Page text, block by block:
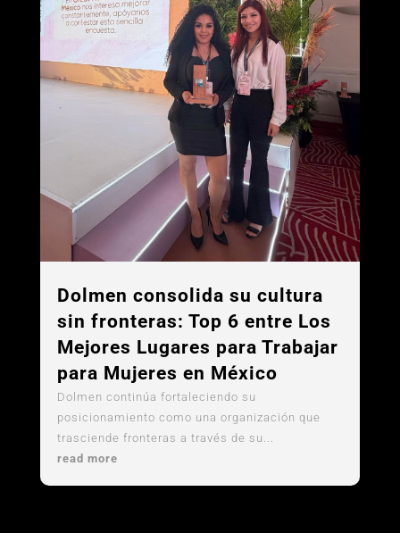
Dolmen consolida su cultura
sin fronteras: Top 6 entre Los
Mejores Lugares para Trabajar
para Mujeres en México
Dolmen continúa fortaleciendo su
posicionamiento como una organización que
trasciende fronteras a través de su...
read more